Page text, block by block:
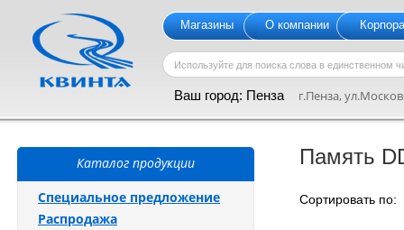
Магазины О компании
Ваш город: Пенза г.Пенза,
Память
Сортировать
Каталог продукции
Специальное предложение
Распродажа